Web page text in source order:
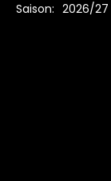
Saison: 2026/27